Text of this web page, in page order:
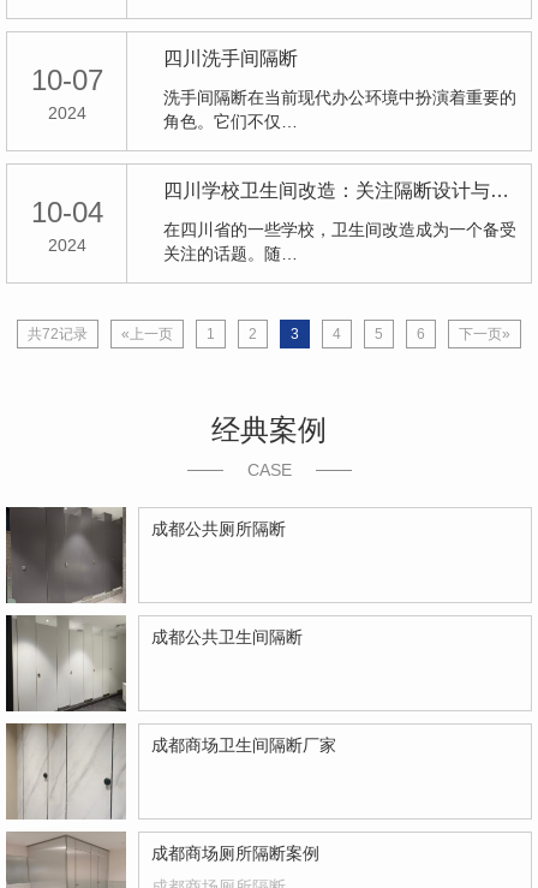
10-07
2024
四川洗手间隔断
洗手间隔断在当前现代办公环境中扮演着重要的
角色。它们不仅…
10-04
2024
四川学校卫生间改造：关注隔断设计与实施
在四川省的一些学校，卫生间改造成为一个备受
关注的话题。随…
共72记录 «上一页 1 2 3 4 5 6 下一页»
经典案例
CASE
成都公共厕所隔断
成都公共卫生间隔断
成都商场卫生间隔断厂家
成都商场厕所隔断案例